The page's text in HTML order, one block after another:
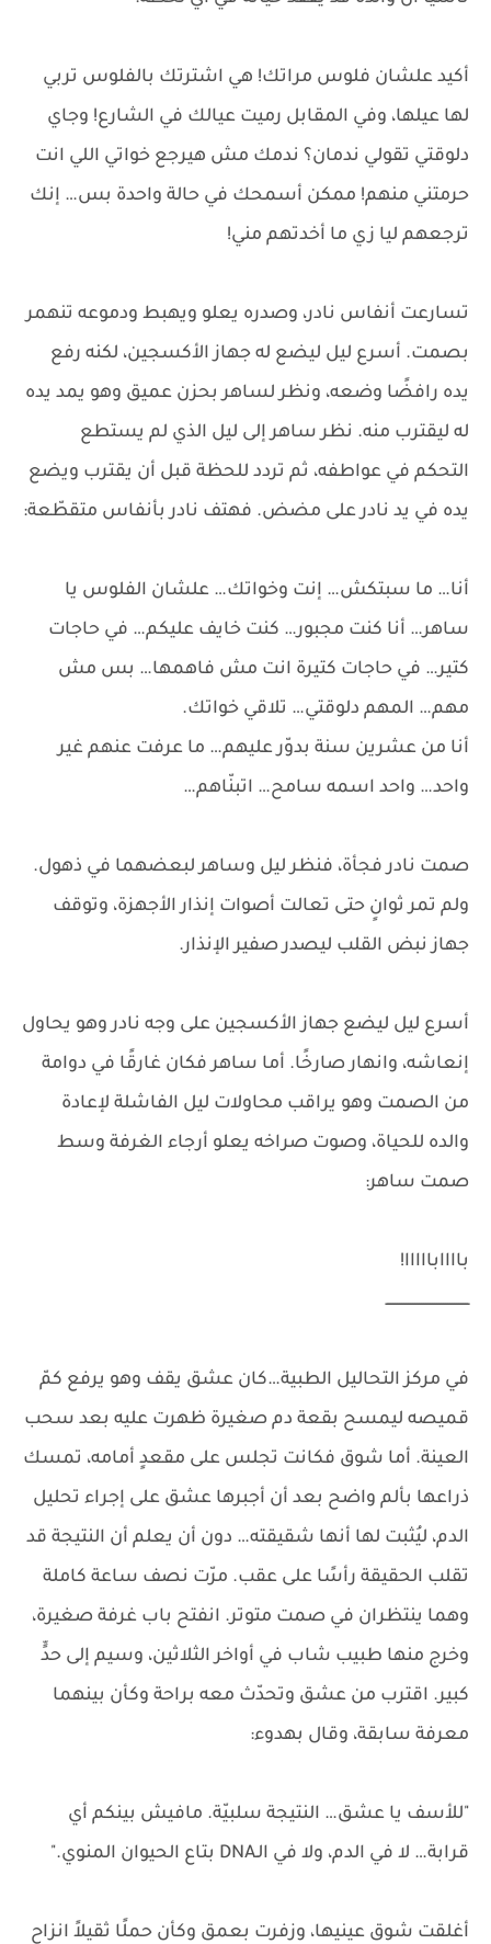
أكيد علشان فلوس مراتك! هي اشترتك بالفلوس تربي
لها عيلها، وفي المقابل رميت عيالك في الشارع! وجاي
دلوقتي تقولي ندمان؟ ندمك مش هيرجع خواتي اللي انت
حرمتني منهم! ممكن أسمحك في حالة واحدة بس… إنك
ترجعهم ليا زي ما أخدتهم مني!
تسارعت أنفاس نادر، وصدره يعلو ويهبط ودموعه تنهمر
بصمت. أسرع ليل ليضع له جهاز الأكسجين، لكنه رفع
يده رافضًا وضعه، ونظر لساهر بحزن عميق وهو يمد يده
له ليقترب منه. نظر ساهر إلى ليل الذي لم يستطع
التحكم في عواطفه، ثم تردد للحظة قبل أن يقترب ويضع
يده في يد نادر على مضض. فهتف نادر بأنفاس متقطّعة:
أنا… ما سبتكش… إنت وخواتك… علشان الفلوس يا
ساهر… أنا كنت مجبور… كنت خايف عليكم… في حاجات
كتير… في حاجات كتيرة انت مش فاهمها… بس مش
مهم… المهم دلوقتي… تلاقي خواتك.
أنا من عشرين سنة بدوّر عليهم… ما عرفت عنهم غير
واحد… واحد اسمه سامح… اتبنّاهم…
صمت نادر فجأة، فنظر ليل وساهر لبعضهما في ذهول.
ولم تمر ثوانٍ حتى تعالت أصوات إنذار الأجهزة، وتوقف
جهاز نبض القلب ليصدر صفير الإنذار.
أسرع ليل ليضع جهاز الأكسجين على وجه نادر وهو يحاول
إنعاشه، وانهار صارخًا. أما ساهر فكان غارقًا في دوامة
من الصمت وهو يراقب محاولات ليل الفاشلة لإعادة
والده للحياة، وصوت صراخه يعلو أرجاء الغرفة وسط
صمت ساهر:
باااابااااا!
ــــــــــــــــــــــــــــــــــــــ
في مركز التحاليل الطبية…كان عشق يقف وهو يرفع كمّ
قميصه ليمسح بقعة دم صغيرة ظهرت عليه بعد سحب
العينة. أما شوق فكانت تجلس على مقعدٍ أمامه، تمسك
ذراعها بألم واضح بعد أن أجبرها عشق على إجراء تحليل
الدم، ليُثبت لها أنها شقيقته… دون أن يعلم أن النتيجة قد
تقلب الحقيقة رأسًا على عقب. مرّت نصف ساعة كاملة
وهما ينتظران في صمت متوتر. انفتح باب غرفة صغيرة،
وخرج منها طبيب شاب في أواخر الثلاثين، وسيم إلى حدٍّ
كبير. اقترب من عشق وتحدّث معه براحة وكأن بينهما
معرفة سابقة، وقال بهدوء:
"للأسف يا عشق… النتيجة سلبيّة. مافيش بينكم أي
قرابة… لا في الدم، ولا في الـDNA بتاع الحيوان المنوي."
أغلقت شوق عينيها، وزفرت بعمق وكأن حملًا ثقيلاً انزاح